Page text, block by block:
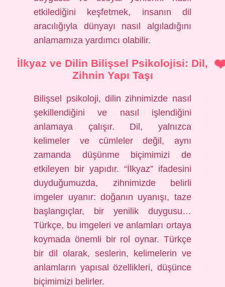
etkilediğini keşfetmek, insanın dil
aracılığıyla dünyayı nasıl algıladığını
anlamamıza yardımcı olabilir.
İlkyaz ve Dilin Bilişsel Psikolojisi: Dil,
Zihnin Yapı Taşı
Bilişsel psikoloji, dilin zihnimizde nasıl
şekillendiğini ve nasıl işlendiğini
anlamaya çalışır. Dil, yalnızca
kelimeler ve cümleler değil, aynı
zamanda düşünme biçimimizi de
etkileyen bir yapıdır. “İlkyaz” ifadesini
duyduğumuzda, zihnimizde belirli
imgeler uyanır: doğanın uyanışı, taze
başlangıçlar, bir yenilik duygusu…
Türkçe, bu imgeleri ve anlamları ortaya
koymada önemli bir rol oynar. Türkçe
bir dil olarak, seslerin, kelimelerin ve
anlamların yapısal özellikleri, düşünce
biçimimizi belirler.